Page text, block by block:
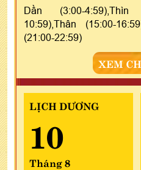
Dần (3:00-4:59),Thìn
10:59),Thân (15:00-
(21:00-22:59)
XEM
LỊCH DƯƠNG
10
Tháng 8